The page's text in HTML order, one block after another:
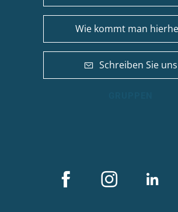
Wie kommt man
Schreiben Sie uns